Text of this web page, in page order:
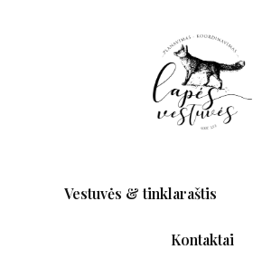
Vestuvės & tinklaraštis
Kontaktai